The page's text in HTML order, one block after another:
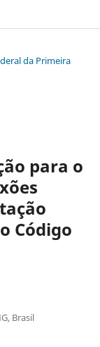
da Primeira
para o
Código
Brasil